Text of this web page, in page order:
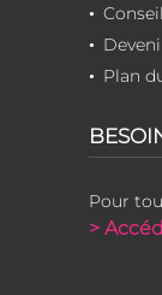
Plan
Pour
>